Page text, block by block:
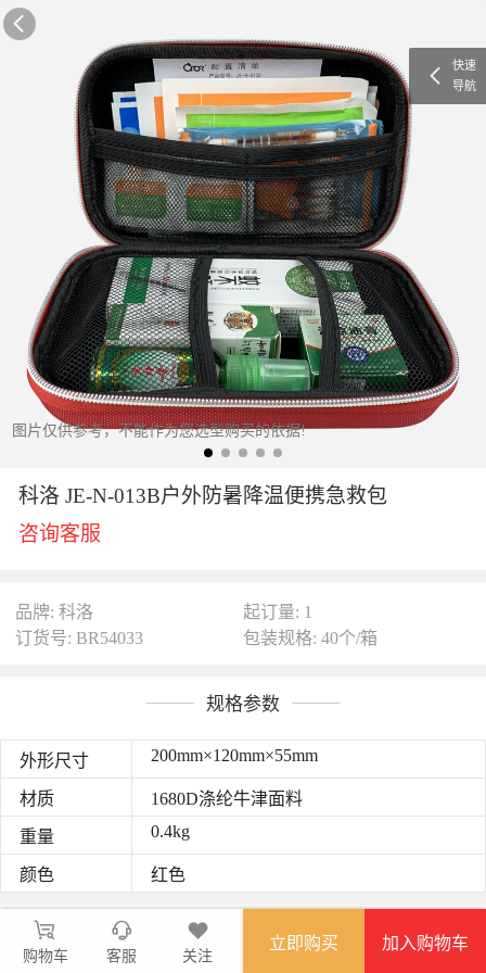
图片仅供参考，不能作为您选型购买的依据!
科洛 JE-N-013B户外防暑降温便携急救包
咨询客服
品牌: 科洛
起订量: 1
订货号: BR54033
包装规格: 40个/箱
规格参数
外形尺寸 200mm×120mm×55mm
材质 1680D涤纶牛津面料
重量 0.4kg
颜色 红色
图文详情
防泼水，牢固耐磨；
购物车 客服 关注
立即购买 加入购物车
快速
导航